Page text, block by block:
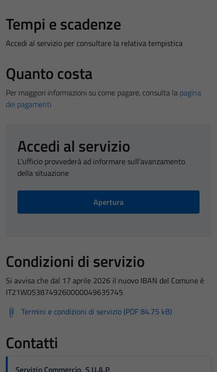
Tempi e scadenze
Accedi al servizio per consultare la relativa tempistica
Quanto costa
Per maggiori informazioni su come pagare, consulta la pagina
dei pagamenti
Accedi al servizio
L'ufficio provvederà ad informare sull'avanzamento
della situazione
Apertura
Condizioni di servizio
Si avvisa che dal 17 aprile 2026 il nuovo IBAN del Comune è
IT21W0538749260000049635745
Termini e condizioni di servizio (PDF 84.75 kB)
Contatti
Servizio Commercio, S.U.A.P.